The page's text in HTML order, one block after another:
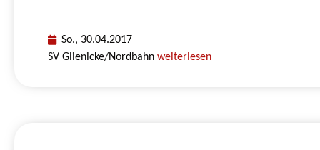
So., 30.04.2017
SV Glienicke/Nordbahnweiterlesen